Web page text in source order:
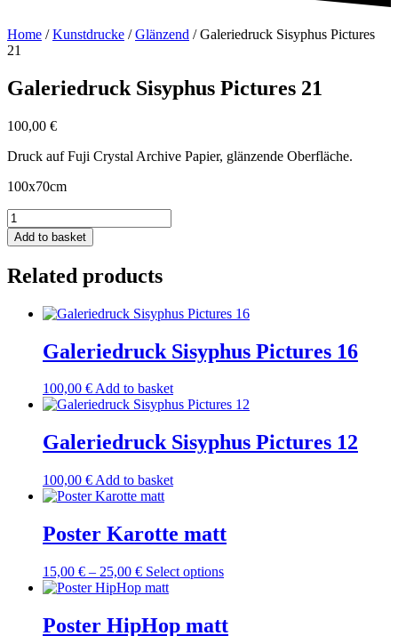
Home /Kunstdrucke /Glänzend / Galeriedruck Sisyphus Pictures
21
Galeriedruck Sisyphus Pictures 21
100,00 €
Druck auf Fuji Crystal Archive Papier, glänzende Oberfläche.
100x70cm
Galeriedruck
Sisyphus
Pictures
quantity
Add to basket
Related products
Galeriedruck Sisyphus Pictures 16
100,00 €Add to basket
Galeriedruck Sisyphus Pictures 12
100,00 € Add to basket
Poster Karotte matt
15,00 € – 25,00 €Price
range:
through
Select optionsThis
multiple
Poster HipHop matt